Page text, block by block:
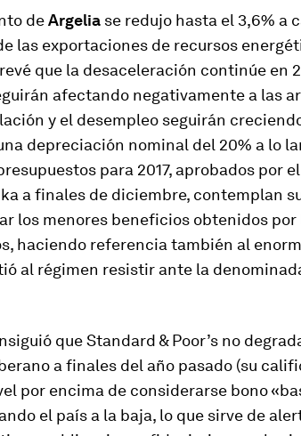
deArgelia se redujo hasta el 3,6% a
las exportaciones de recursos
que la desaceleración continúe en
afectando negativamente a las
y el desempleo seguirán
depreciación nominal del 20% a lo
para 2017, aprobados por el
a finales de diciembre, contemplan
los menores beneficios obtenidos por
haciendo referencia también al
al régimen resistir ante la
que Standard & Poor’s no
a finales del año pasado (su
por encima de considerarse bono
el país a la baja, lo que sirve de